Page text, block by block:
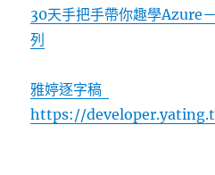
30天手把手帶你趣學Azure
列
雅婷逐字稿
https://